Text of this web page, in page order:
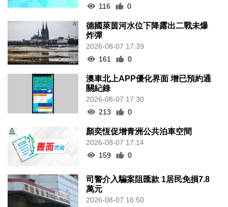
116
0
德國萊茵河水位下降露出二戰未爆
炸彈
2026-08-07 17:39
161
0
澳車北上APP優化界面 增已預約通
關紀錄
2026-08-07 17:30
213
0
顏奕恆促增青洲公共泊車空間
2026-08-07 17:14
159
0
司警介入騙案阻匯款 1居民免損7.8
萬元
2026-08-07 16:50